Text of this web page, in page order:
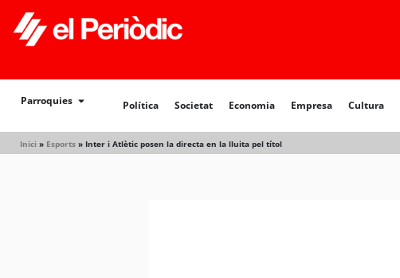
Parroquies Política Societat Economia Empresa Cultura
Inici » Esports » Inter i Atlètic posen la directa en la lluita pel títol
Política Societat